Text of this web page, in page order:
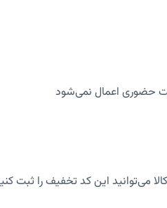
حضوری اعمال نمی‌شود